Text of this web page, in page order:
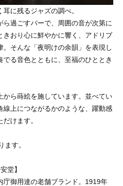
に残るジャズの調べ。
過ごすバーで、周囲の音が次第に
きおり心に鮮やかに響く、アドリブ
そんな「夜明けの余韻」を表現し
でる音色とともに、至福のひととき
から蒔絵を施しています。並べてい
線上につながるかのような、躍動感
けます。
す。
堂】
庁御用達の老舗ブランド。1919年